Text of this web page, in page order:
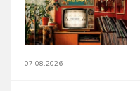
07.08.2026